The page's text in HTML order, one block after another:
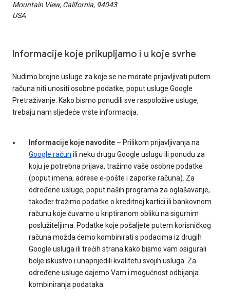
Mountain View, California, 94043
USA
Informacije koje prikupljamo i u koje svrhe
Nudimo brojne usluge za koje se ne morate prijavljivati putem
računa niti unositi osobne podatke, poput usluge Google
Pretraživanje. Kako bismo ponudili sve raspoložive usluge,
trebaju nam sljedeće vrste informacija:
Informacije koje navodite – Prilikom prijavljivanja na
Google račun ili neku drugu Google uslugu ili ponudu za
koju je potrebna prijava, tražimo vaše osobne podatke
(poput imena, adrese e-pošte i zaporke računa). Za
određene usluge, poput naših programa za oglašavanje,
također tražimo podatke o kreditnoj kartici ili bankovnom
računu koje čuvamo u kriptiranom obliku na sigurnim
poslužiteljima. Podatke koje pošaljete putem korisničkog
računa možda ćemo kombinirati s podacima iz drugih
Google usluga ili trećih strana kako bismo vam osigurali
bolje iskustvo i unaprijedili kvalitetu svojih usluga. Za
određene usluge dajemo Vam i mogućnost odbijanja
kombiniranja podataka.